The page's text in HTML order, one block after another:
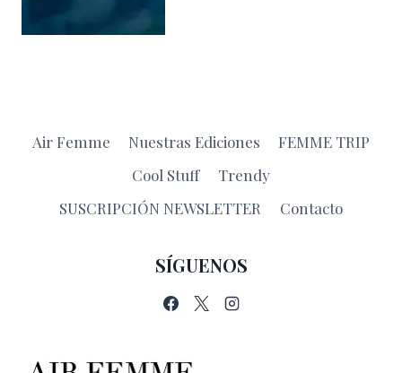
Air Femme Nuestras Ediciones
FEMME TRIP
Cool Stuff
Trendy
SUSCRIPCIÓN NEWSLETTER
Contacto
SÍGUENOS